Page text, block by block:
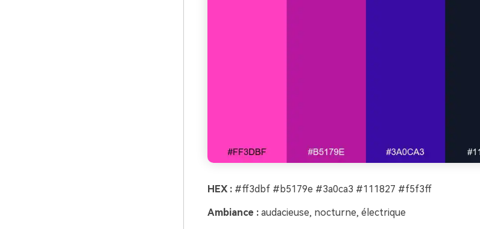
HEX :#ff3dbf #b5179e #3a0ca3 #111827 #f5f3ff
Ambiance :audacieuse, nocturne, électrique